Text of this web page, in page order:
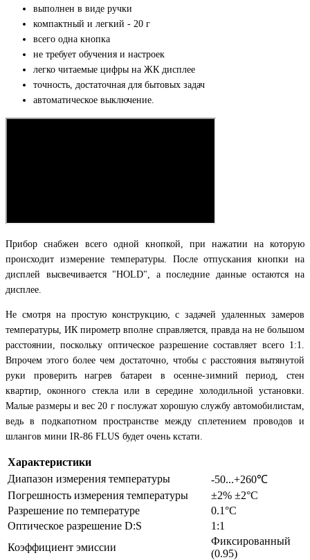
выполнен в виде ручки
компактный и легкий - 20 г
всего одна кнопка
не требует обучения и настроек
легко читаемые цифры на ЖК дисплее
точность, достаточная для бытовых задач
автоматическое выключение.
Прибор снабжен всего одной кнопкой, при нажатии на которую
происходит измерение температуры. После отпускания кнопки на
дисплей высвечивается "HOLD", а последние данные остаются на
дисплее.
Не смотря на простую конструкцию, с задачей удаленных замеров
температуры, ИК пирометр вполне справляется, правда на не большом
расстоянии, поскольку оптическое разрешение составляет всего 1:1.
Впрочем этого более чем достаточно, чтобы с расстояния вытянутой
руки проверить нагрев батареи в осенне-зимний период, стен
квартир, оконного стекла или в середине холодильной установки.
Малые размеры и вес 20 г послужат хорошую службу автомобилистам,
ведь в подкапотном пространстве между сплетением проводов и
шлангов мини IR-86 FLUS будет очень кстати.
Характеристики
Диапазон измерения температуры
-50...+260℃
Погрешность измерения температуры
±2% ±2°C
Разрешение по температуре
0.1°C
Оптическое разрешение D:S
1:1
Коэффициент эмиссии
Фиксированный
(0.95)